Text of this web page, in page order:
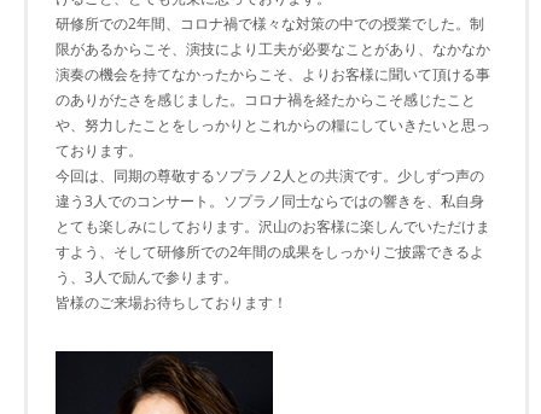
研修所での2年間、コロナ禍で様々な対策の中での授業でした。制
限があるからこそ、演技により工夫が必要なことがあり、なかなか
演奏の機会を持てなかったからこそ、よりお客様に聞いて頂ける事
のありがたさを感じました。コロナ禍を経たからこそ感じたこと
や、努力したことをしっかりとこれからの糧にしていきたいと思っ
ております。
今回は、同期の尊敬するソプラノ2人との共演です。少しずつ声の
違う3人でのコンサート。ソプラノ同士ならではの響きを、私自身
とても楽しみにしております。沢山のお客様に楽しんでいただけま
すよう、そして研修所での2年間の成果をしっかりご披露できるよ
う、3人で励んで参ります。
皆様のご来場お待ちしております！